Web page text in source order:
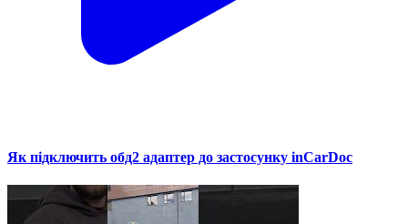
Як підключить обд2 адаптер до застосунку inCarDoc